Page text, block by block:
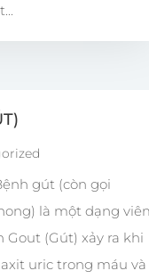
gút (còn gọi
là một dạng
Gout (Gút) xảy ra khi
uric trong máu và